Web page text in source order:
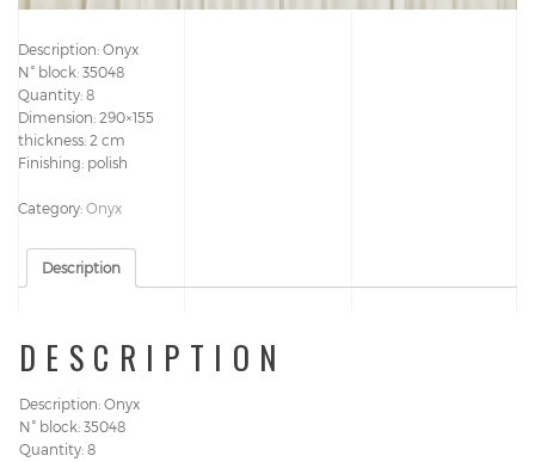
Description: Onyx
N° block: 35048
Quantity: 8
Dimension: 290×155
thickness: 2 cm
Finishing: polish
Category: Onyx
Description
DESCRIPTION
Description: Onyx
N° block: 35048
Quantity: 8